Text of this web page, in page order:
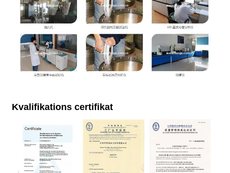
Kvalifikations certifikat